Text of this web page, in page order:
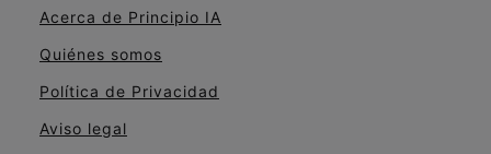
Acerca de Principio IA
Quiénes somos
Política de Privacidad
Aviso legal